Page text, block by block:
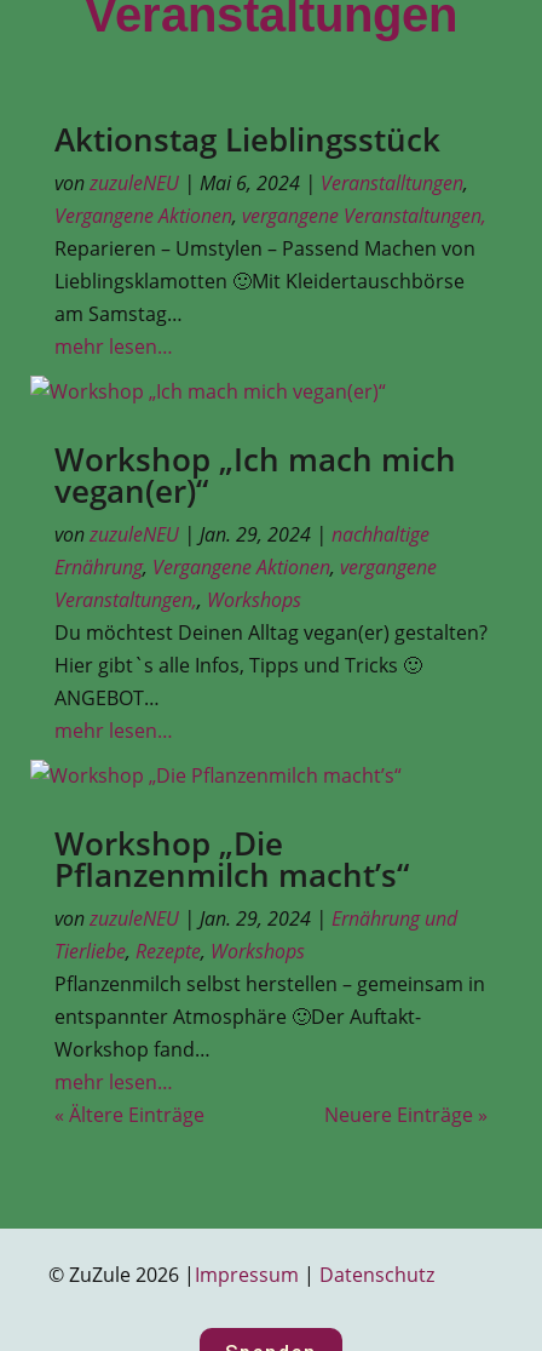
Veranstaltungen
Aktionstag Lieblingsstück
vonzuzuleNEU| Mai 6, 2024| Veranstalltungen,
Vergangene Aktionen, vergangene Veranstaltungen,
Reparieren – Umstylen – Passend Machen von
Lieblingsklamotten 🙂Mit Kleidertauschbörse
am Samstag…
mehr lesen…
Workshop „Ich mach mich
vegan(er)“
vonzuzuleNEU| Jan. 29, 2024| nachhaltige
Ernährung, Vergangene Aktionen, vergangene
Veranstaltungen,, Workshops
Du möchtest Deinen Alltag vegan(er) gestalten?
Hier gibt`s alle Infos, Tipps und Tricks 🙂
ANGEBOT…
mehr lesen…
Workshop „Die
Pflanzenmilch macht’s“
vonzuzuleNEU| Jan. 29, 2024| Ernährung und
Tierliebe, Rezepte, Workshops
Pflanzenmilch selbst herstellen – gemeinsam in
entspannter Atmosphäre 🙂Der Auftakt-
Workshop fand…
mehr lesen…
« Ältere Einträge
Neuere Einträge »
© ZuZule 2026 | Impressum | Datenschutz